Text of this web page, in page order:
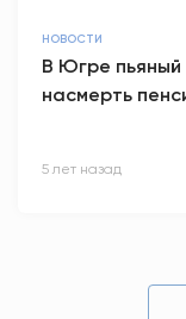
НОВОСТИ
В Югре пьяный
насмерть
5 лет назад